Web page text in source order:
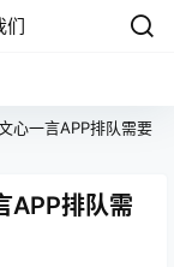
们
心一言APP排队需要
APP排队需